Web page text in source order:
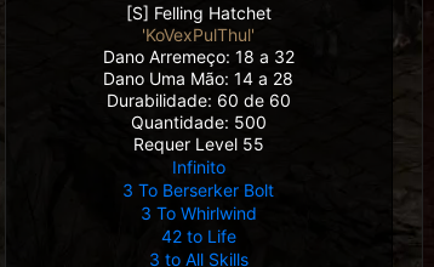
[S] Felling Hatchet
'KoVexPulThul'
Dano Arremeço: 18 a 32
Dano Uma Mão: 14 a 28
Durabilidade: 60 de 60
Quantidade: 500
Requer Level 55
Infinito
3 To Berserker Bolt
3 To Whirlwind
42 to Life
3 to All Skills